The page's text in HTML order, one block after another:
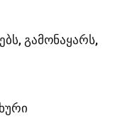
გამონაყარს,